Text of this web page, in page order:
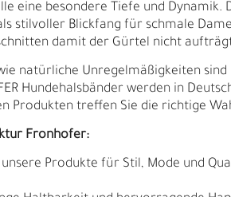
eine besondere Tiefe und Dynamik.
stilvoller Blickfang für schmale
damit der Gürtel nicht
natürliche Unregelmäßigkeiten
Hundehalsbänder werden in
Produkten treffen Sie die richtige
Fronhofer:
Produkte für Stil, Mode und